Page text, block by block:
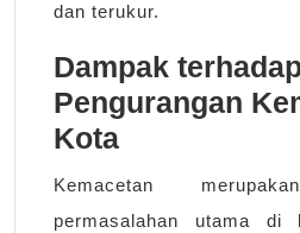
dan terukur.
Dampak
Pengurangan
Kota
Kemacetan
permasalahan utama di